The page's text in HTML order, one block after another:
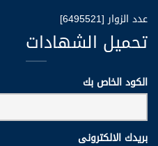
عدد الزوار [6495521]
تحميل الشهادات
الكود الخاص بك
بريدك الالكترونى